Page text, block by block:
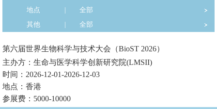
地点
全部
其他
全部
第六届世界生物科学与技术大会（BioST 2026）
主办方：生命与医学科学创新研究院(LMSII)
时间：2026-12-01-2026-12-03
地点：香港
参展费：5000-10000